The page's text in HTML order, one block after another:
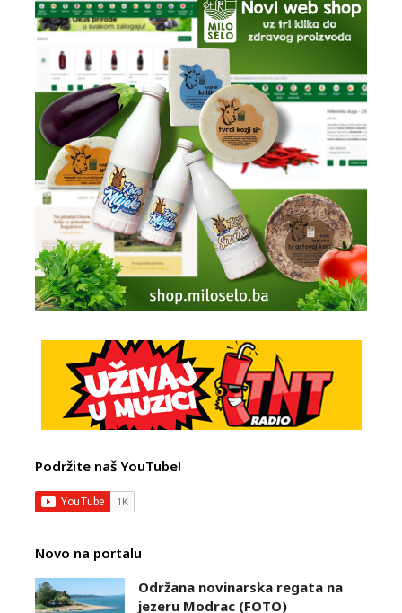
Podržite naš YouTube!
Novo na portalu
Održana novinarska regata na
jezeru Modrac (FOTO)